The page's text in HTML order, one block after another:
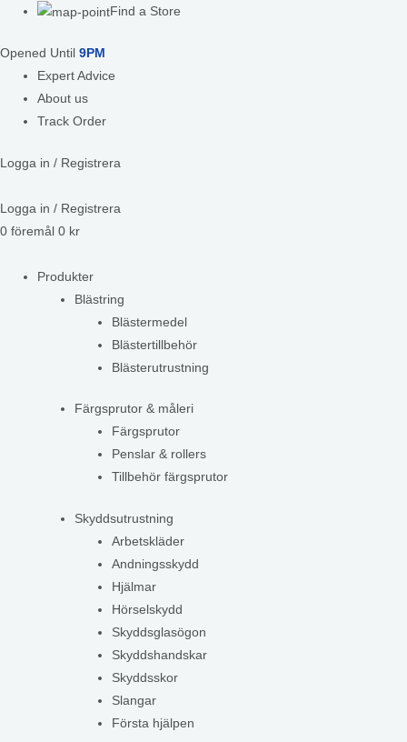
Find a Store
Opened Until 9PM
Expert Advice
About us
Track Order
Logga in / Registrera
Logga in / Registrera
0 föremål 0 kr
Produkter
Blästring
Blästermedel
Blästertillbehör
Blästerutrustning
Färgsprutor & måleri
Färgsprutor
Penslar & rollers
Tillbehör färgsprutor
Skyddsutrustning
Arbetskläder
Andningsskydd
Hjälmar
Hörselskydd
Skyddsglasögon
Skyddshandskar
Skyddsskor
Slangar
Första hjälpen